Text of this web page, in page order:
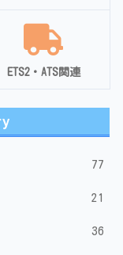
ETS2・ATS関連
77
21
36